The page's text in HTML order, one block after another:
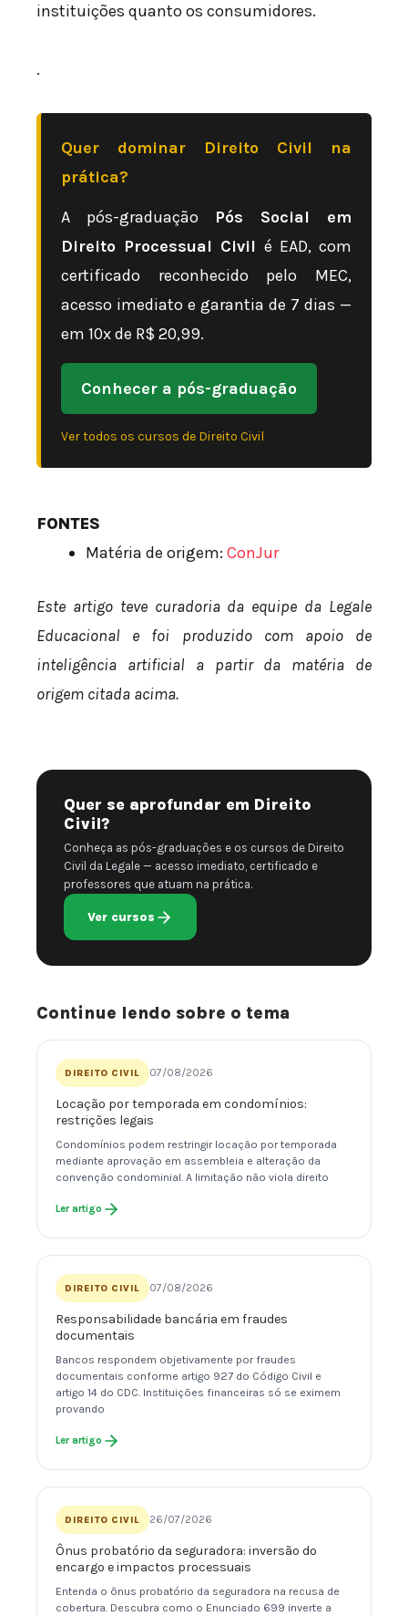
instituições quanto os consumidores.
.
Quer dominar Direito Civil na
prática?
A pós-graduação Pós Social em
Direito Processual Civil é EAD, com
certificado reconhecido pelo MEC,
acesso imediato e garantia de 7 dias —
em 10x de R$ 20,99.
Conhecer a pós-graduação
Ver todos os cursos de Direito Civil
FONTES
Matéria de origem: ConJur
Este artigo teve curadoria da equipe da Legale
Educacional e foi produzido com apoio de
inteligência artificial a partir da matéria de
origem citada acima.
Quer se aprofundar em Direito
Civil?
Conheça as pós-graduações e os cursos de Direito
Civil da Legale — acesso imediato, certificado e
professores que atuam na prática.
Ver cursos
Continue lendo sobre o tema
DIREITO CIVIL 07/08/2026
Locação por temporada em condomínios:
restrições legais
Condomínios podem restringir locação por temporada
mediante aprovação em assembleia e alteração da
convenção condominial. A limitação não viola direito
Ler artigo
DIREITO CIVIL 07/08/2026
Responsabilidade bancária em fraudes
documentais
Bancos respondem objetivamente por fraudes
documentais conforme artigo 927 do Código Civil e
artigo 14 do CDC. Instituições financeiras só se eximem
provando
Ler artigo
DIREITO CIVIL 26/07/2026
Ônus probatório da seguradora: inversão do
encargo e impactos processuais
Entenda o ônus probatório da seguradora na recusa de
cobertura. Descubra como o Enunciado 699 inverte a